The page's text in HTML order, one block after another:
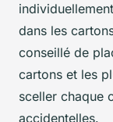
dans les
conseillé de
cartons et les
sceller chaque
accidentelles.